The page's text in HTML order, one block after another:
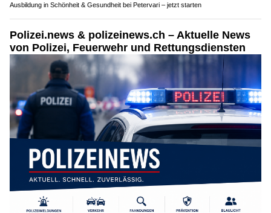
Ausbildung in Schönheit & Gesundheit bei Petervari – jetzt starten
Polizei.news & polizeinews.ch – Aktuelle News
von Polizei, Feuerwehr und Rettungsdiensten